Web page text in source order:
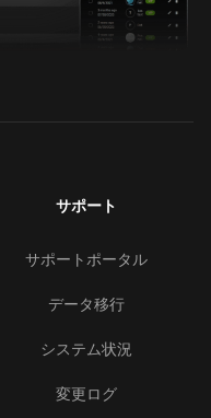
サポート
サポートポータル
データ移行
システム状況
変更ログ